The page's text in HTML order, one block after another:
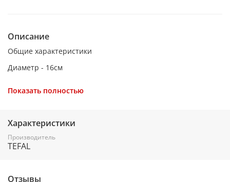
Описание
Общие характеристики
Диаметр - 16см
Крышка в комплекте - Нет
Объём - 1.5л
Показать полностью
Характеристики
Производитель
TEFAL
Отзывы